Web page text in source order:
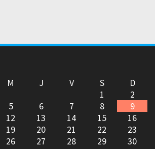
M J V S
D
1
2
5 6 7 8
9
12 13 14 15
16
19 20 21 22
23
26 27 28 29
30